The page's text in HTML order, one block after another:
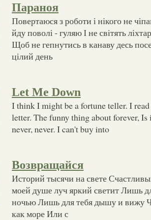
Параноя
Повертаюся з роботи і нікого не
йду поволі - гуляю І не світять
Щоб не гепнутись в канаву десь
цілий день
Let Me Down
I think I might be a fortune teller. I
letter. The funny thing about forever,
never, never. I can't buy into
Возвращайся
Историй тысячи на свете
моей душе луч яркий светит Лишь
ночью Лишь для тебя дышу и вижу
как море Или с